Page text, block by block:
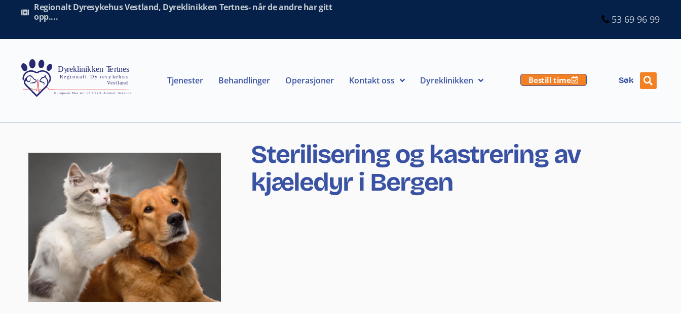
Regionalt Dyresykehus Vestland, Dyreklinikken Tertnes- når de andre har gitt
opp....
53 69 96 99
Tjenester Behandlinger Operasjoner Kontakt oss Dyreklinikken Bestill time Søk
Sterilisering og kastrering av
kjæledyr i Bergen